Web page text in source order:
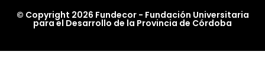
© Copyright 2026 Fundecor - Fundación Universitaria
para el Desarrollo de la Provincia de Córdoba